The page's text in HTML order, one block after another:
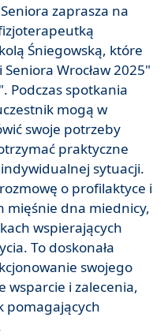
zaprasza na
Śniegowską, które
Wrocław 2025"
Podczas spotkania
mogą w
swoje potrzeby
praktyczne
sytuacji.
o profilaktyce i
mięśnie dna miednicy,
wspierających
To doskonała
swojego
wsparcie i zalecenia,
pomagających